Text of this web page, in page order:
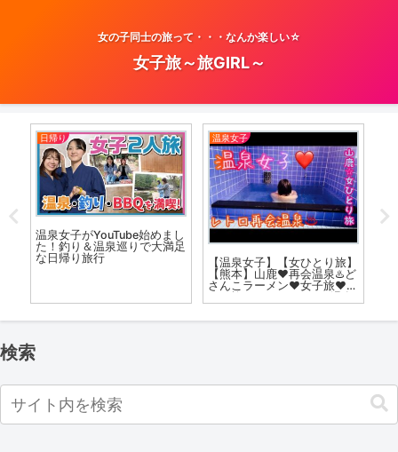
女の子同士の旅って・・・なんか楽しい☆
女子旅～旅GIRL～
日帰り
温泉女子がYouTube始めまし
た！釣り＆温泉巡りで大満足
な日帰り旅行
温泉女子
【温泉女子】【女ひとり旅】
【熊本】山鹿❤️再会温泉♨️ど
さんこラーメン❤️女子旅❤️ぼ
検索